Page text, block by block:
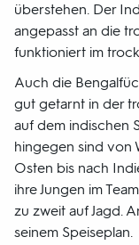
überstehen. Der
angepasst an die
funktioniert im
Auch die
gut getarnt in der
auf dem indischen
hingegen sind von
Osten bis nach
ihre Jungen im
zu zweit auf Jagd.
seinem Speiseplan.